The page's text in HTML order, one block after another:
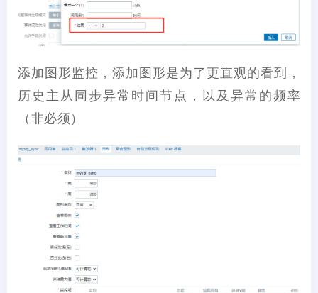
添加图形监控，添加图形是为了更直观的看到，
历史主从同步异常时间节点，以及异常的频率
（非必须）